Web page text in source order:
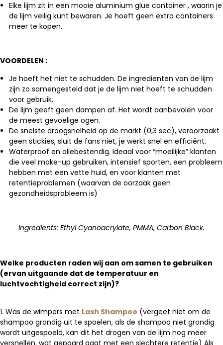
Elke lijm zit in een mooie aluminium glue container , waarin je
de lijm veilig kunt bewaren. Je hoeft geen extra containers
meer te kopen.
VOORDELEN :
Je hoeft het niet te schudden. De ingrediënten van de lijm
zijn zo samengesteld dat je de lijm niet hoeft te schudden
voor gebruik.
De lijm geeft geen dampen af. Het wordt aanbevolen voor
de meest gevoelige ogen.
De snelste droogsnelheid op de markt (0,3 sec), veroorzaakt
geen stickies, sluit de fans niet, je werkt snel en efficiënt.
Waterproof en oliebestendig. Ideaal voor “moeilijke” klanten
die veel make-up gebruiken, intensief sporten, een probleem
hebben met een vette huid, en voor klanten met
retentieproblemen (waarvan de oorzaak geen
gezondheidsprobleem is)
Ingredients: Ethyl Cyanoacrylate, PMMA, Carbon Black.
Welke producten raden wij aan om samen te gebruiken
(ervan uitgaande dat de temperatuur en
luchtvochtigheid correct zijn)?
1. Was de wimpers met Lash Shampoo (vergeet niet om de
shampoo grondig uit te spoelen, als de shampoo niet grondig
wordt uitgespoeld, kan dit het drogen van de lijm nog meer
versnellen, wat gepaard gaat met een slechtere retentie) Als